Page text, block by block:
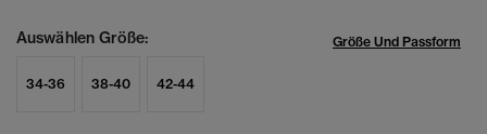
Auswählen Größe: Größe Und Passform
34-36 38-40 42-44